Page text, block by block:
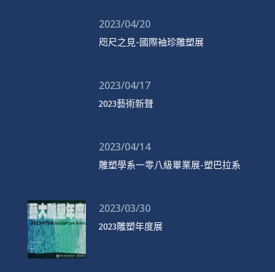
2023/04/20
咫尺之見-國際袖珍雕塑展
2023/04/17
2023藝術新聲
2023/04/14
雕塑學系一零八級畢業展-塑巴拉系
2023/03/30
2023雕塑年度展